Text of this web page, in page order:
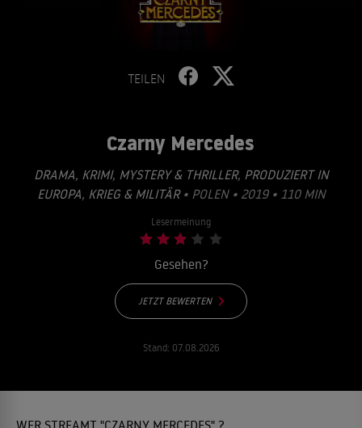
TEILEN
Czarny Mercedes
DRAMA, KRIMI, MYSTERY & THRILLER, PRODUZIERT IN
EUROPA, KRIEG & MILITÄR• POLEN • 2019 • 110 MIN
Lesermeinung
Gesehen?
JETZT BEWERTEN
Stand: 07.08.2026
WER STREAMT "CZARNY MERCEDES" ?